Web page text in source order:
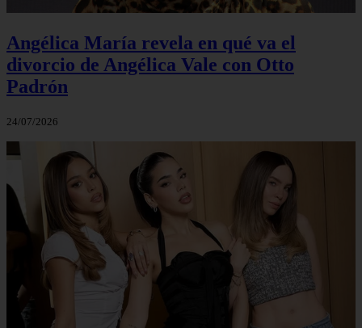
Angélica María revela en qué va el
divorcio de Angélica Vale con Otto
Padrón
24/07/2026